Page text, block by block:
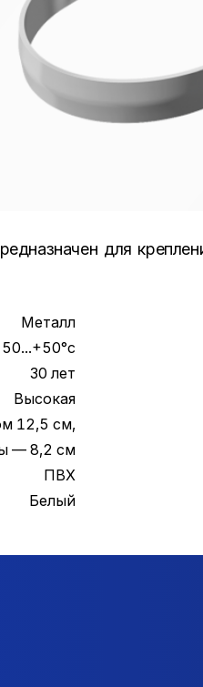
для
Металл
30 лет
Высокая
12,5 см,
— 8,2 см
ПВХ
Белый